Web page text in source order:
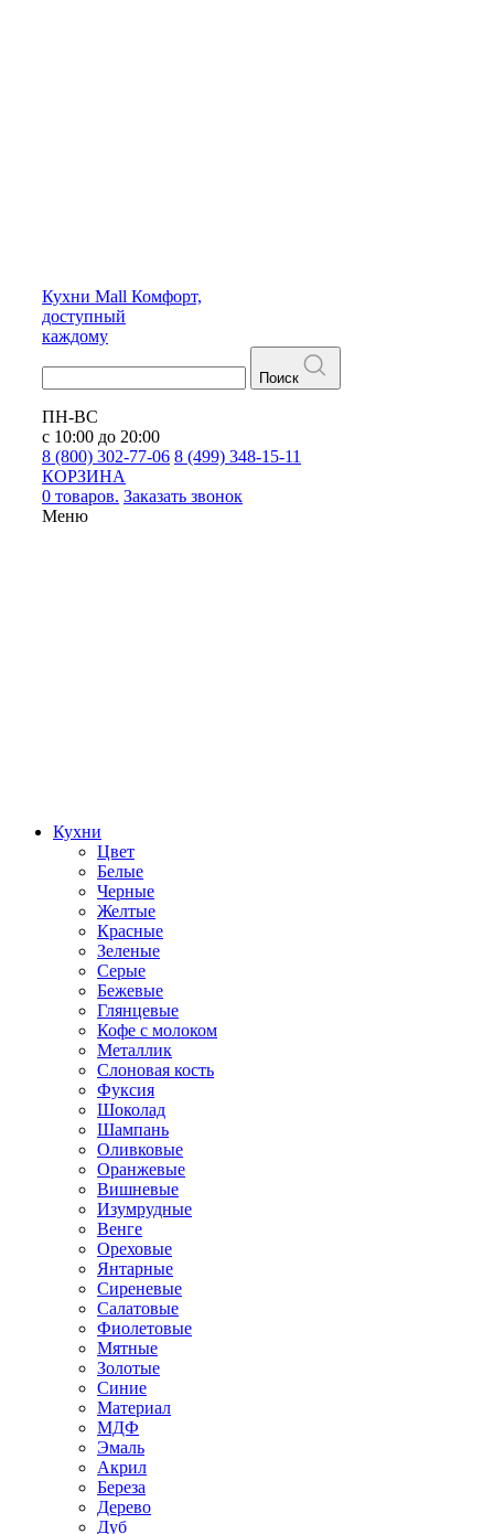
Кухни Mall Комфорт,
доступный
каждому
Поиск
ПН-ВС
с 10:00 до 20:00
8 (800) 302-77-06 8 (499) 348-15-11
КОРЗИНА
0 товаров. Заказать звонок
Меню
Кухни
Цвет
Белые
Черные
Желтые
Красные
Зеленые
Серые
Бежевые
Глянцевые
Кофе с молоком
Металлик
Слоновая кость
Фуксия
Шоколад
Шампань
Оливковые
Оранжевые
Вишневые
Изумрудные
Венге
Ореховые
Янтарные
Сиреневые
Салатовые
Фиолетовые
Мятные
Золотые
Синие
Материал
МДФ
Эмаль
Акрил
Береза
Дерево
Дуб